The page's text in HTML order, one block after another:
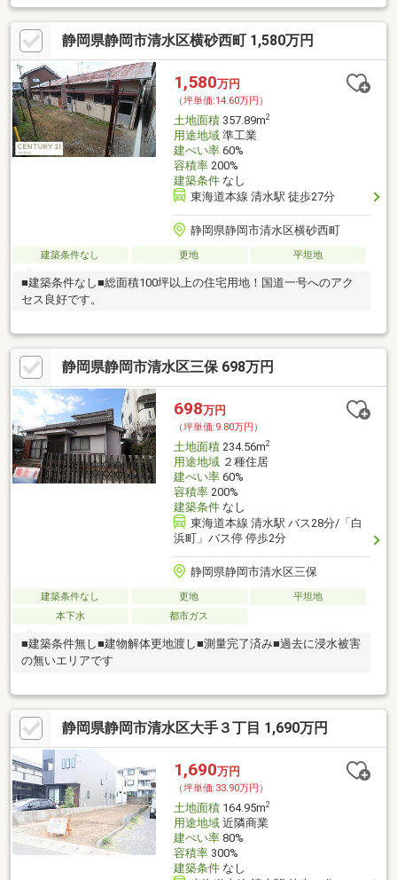
静岡県静岡市清水区横砂西町 1,580万円
1,580万円
（坪単価:14.60万円）
土地面積357.89m2
用途地域準工業
建ぺい率60%
容積率200%
建築条件なし
東海道本線 清水駅 徒歩27分
静岡県静岡市清水区横砂西町
建築条件なし 更地 平坦地
■建築条件なし■総面積100坪以上の住宅用地！国道一号へのアク
セス良好です。
静岡県静岡市清水区三保 698万円
698万円
（坪単価:9.80万円）
土地面積234.56m2
用途地域２種住居
建ぺい率60%
容積率200%
建築条件なし
東海道本線 清水駅 バス28分/「白
浜町」バス停 停歩2分
静岡県静岡市清水区三保
建築条件なし 更地
平坦地
本下水
都市ガス
■建築条件無し■建物解体更地渡し■測量完了済み■過去に浸水被害
の無いエリアです
静岡県静岡市清水区大手３丁目 1,690万円
1,690万円
（坪単価:33.90万円）
土地面積164.95m2
用途地域近隣商業
建ぺい率80%
容積率300%
建築条件なし